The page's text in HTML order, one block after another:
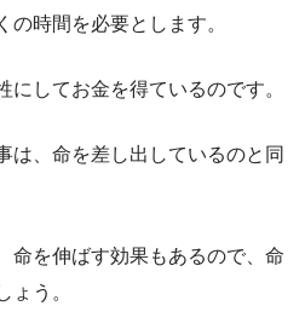
の時間を必要とします。
してお金を得ているのです。
は、命を差し出しているのと同
命を伸ばす効果もあるので、命
ょう。